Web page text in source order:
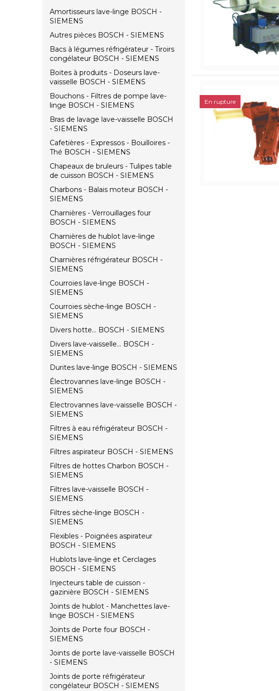
Amortisseurs lave-linge BOSCH -
SIEMENS
Autres pièces BOSCH - SIEMENS
Bacs à légumes réfrigérateur - Tiroirs
congélateur BOSCH - SIEMENS
Boites à produits - Doseurs lave-
vaisselle BOSCH - SIEMENS
Bouchons - Filtres de pompe lave-
linge BOSCH - SIEMENS
Bras de lavage lave-vaisselle BOSCH
- SIEMENS
Cafetières - Expressos - Bouilloires -
Thé BOSCH - SIEMENS
Chapeaux de bruleurs - Tulipes table
de cuisson BOSCH - SIEMENS
Charbons - Balais moteur BOSCH -
SIEMENS
Charnières - Verrouillages four
BOSCH - SIEMENS
Charnières de hublot lave-linge
BOSCH - SIEMENS
Charnières réfrigérateur BOSCH -
SIEMENS
Courroies lave-linge BOSCH -
SIEMENS
Courroies sèche-linge BOSCH -
SIEMENS
Divers hotte... BOSCH - SIEMENS
Divers lave-vaisselle... BOSCH -
SIEMENS
Durites lave-linge BOSCH - SIEMENS
Électrovannes lave-linge BOSCH -
SIEMENS
Electrovannes lave-vaisselle BOSCH -
SIEMENS
Filtres à eau réfrigérateur BOSCH -
SIEMENS
Filtres aspirateur BOSCH - SIEMENS
Filtres de hottes Charbon BOSCH -
SIEMENS
Filtres lave-vaisselle BOSCH -
SIEMENS
Filtres sèche-linge BOSCH -
SIEMENS
Flexibles - Poignées aspirateur
BOSCH - SIEMENS
Hublots lave-linge et Cerclages
BOSCH - SIEMENS
Injecteurs table de cuisson -
gazinière BOSCH - SIEMENS
Joints de hublot - Manchettes lave-
linge BOSCH - SIEMENS
Joints de Porte four BOSCH -
SIEMENS
Joints de porte lave-vaisselle BOSCH
- SIEMENS
Joints de porte réfrigérateur
congélateur BOSCH - SIEMENS
En rupture